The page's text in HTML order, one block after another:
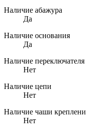
Наличие абажура
Да
Наличие основания
Да
Наличие переключателя
Нет
Наличие цепи
Нет
Наличие чаши
Нет